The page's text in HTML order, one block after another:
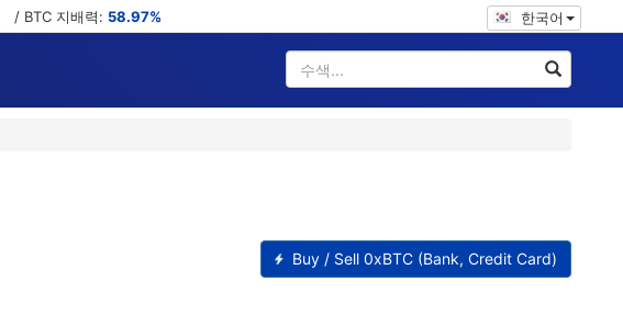
/ BTC 지배력: 58.97% 한국어
Buy / Sell 0xBTC (Bank, Credit Card)